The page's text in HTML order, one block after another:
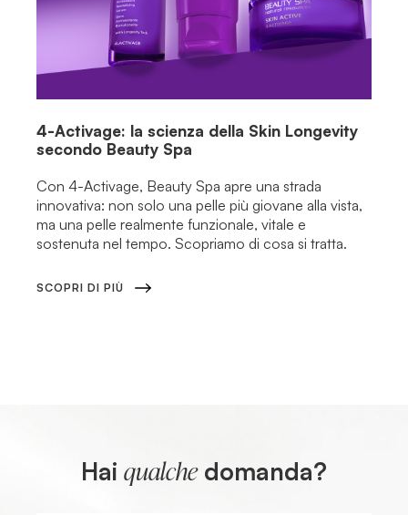
4-Activage: la scienza della Skin Longevity
secondo Beauty Spa
Con 4-Activage, Beauty Spa apre una strada
innovativa: non solo una pelle più giovane alla vista,
ma una pelle realmente funzionale, vitale e
sostenuta nel tempo. Scopriamo di cosa si tratta.
SCOPRI DI PIÙ
Hai qualchedomanda?